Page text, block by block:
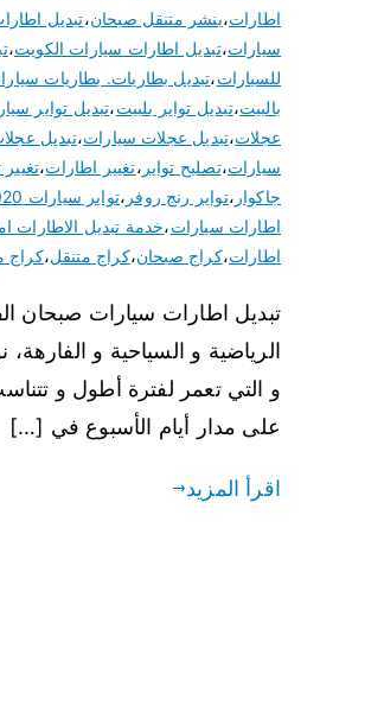
اطارات،بنشر متنقل صبحان،تبديل
سيارات،تبديل اطارات سيارات الكويت،
للسيارات،تبديل بطاريات. بطاريات
بالبيت،تبديل تواير بلبيت،تبديل تواير
عجلات،تبديل عجلات سيارات،تبديل
سيارات،تصليح تواير ،تغيير اطارات،تغيير
جاكوار ،تواير رنج روفر ،تواير سيارات 2020
اطارات سيارات،خدمة تبديل الاطارات
اطارات،كراج صبحان،كراج متنقل،كراج
تبديل اطارات سيارات صبحان
الرياضية و السياحية و
و التي تعمر لفترة أطول و
على مدار أيام الأسبوع في […]
اقرأ المزيد